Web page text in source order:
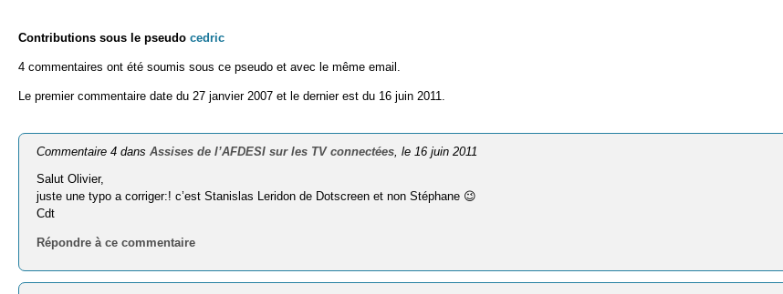
Contributions sous le pseudo cedric
4 commentaires ont été soumis sous ce pseudo et avec le même email.
Le premier commentaire date du 27 janvier 2007 et le dernier est du 16 juin 2011.
Commentaire 4 dansAssises de l’AFDESI sur les TV connectées, le 16 juin 2011
Salut Olivier,
juste une typo a corriger:! c’est Stanislas Leridon de Dotscreen et non Stéphane 😉
Cdt
Répondre à ce commentaire